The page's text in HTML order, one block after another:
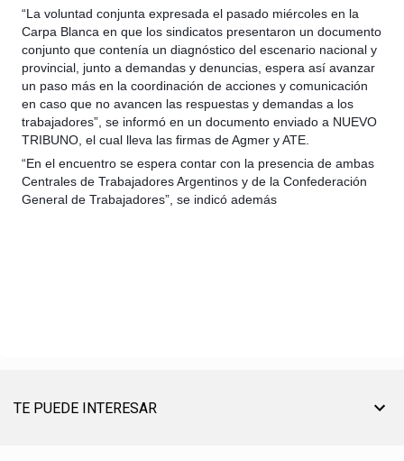
“L a voluntad conjunta expresada el pasado miércoles en la
Carpa Blanca en que los sindicatos presentaron un documento
conjunto que contenía un diagnóstico del escenario nacional y
provincial, junto a demandas y denuncias, espera así avanzar
un paso más en la coordinación de acciones y comunicación
en caso que no avancen las respuestas y demandas a los
trabajadores”, se informó en un documento enviado a NUEVO
TRIBUNO, el cual lleva las firmas de Agmer y ATE.
“En el encuentro se espera contar con la presencia de ambas
Centrales de Trabajadores Argentinos y de la Confederación
General de Trabajadores”, se indicó además
TE PUEDE INTERESAR